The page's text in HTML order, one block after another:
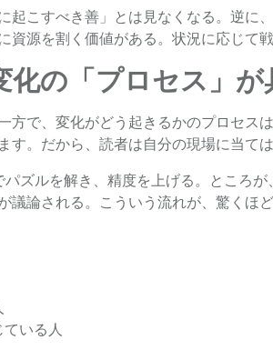
こすべき善」とは見なくなる。逆
源を割く価値がある。状況に応じて
の「プロセス」が
で、変化がどう起きるかのプロセス
。だから、読者は自分の現場に当ては
ズルを解き、精度を上げる。ところ
論される。こういう流れが、驚くほ
いる人